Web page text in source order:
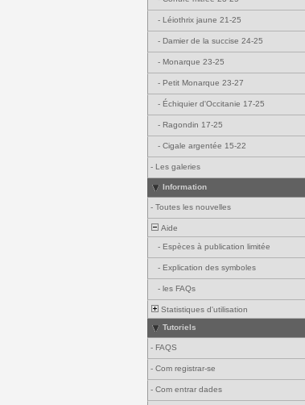
- Léiothrix jaune 21-25
- Damier de la succise 24-25
- Monarque 23-25
- Petit Monarque 23-27
- Échiquier d'Occitanie 17-25
- Ragondin 17-25
- Cigale argentée 15-22
- Les galeries
Information
- Toutes les nouvelles
Aide
- Espèces à publication limitée
- Explication des symboles
- les FAQs
Statistiques d'utilisation
Tutoriels
- FAQS
- Com registrar-se
- Com entrar dades